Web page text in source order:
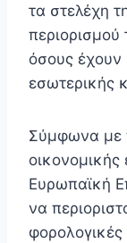
τα στελέχη
όσους έχουν
εσωτερικής
Σύμφωνα με
Ευρωπαϊκή
να